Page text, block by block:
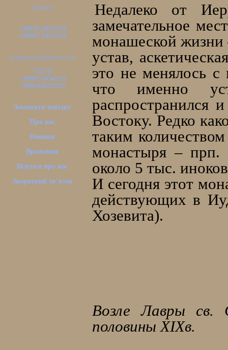
Україна
+38050-2655542
+38097-5454255
pilgrimsua@gmail.com
VIBER
+380975454255
+380502655542
Замовити поїздку
Про нас
Новини
Враження
Відгуки про нас
Зворотний зв'язок
Недалеко от
замечательное
монашеской жизни
устав,
это не менялось с
что именно
распространился
Востоку. Редко
таким
монастыря –
около 5 тыс.
И сегодня этот
действующих в
Хозевита).
Возле Лавры св.
половины ХІХв.